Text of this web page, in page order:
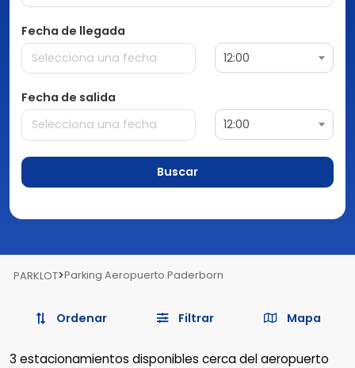
Fecha de llegada
12:00
Fecha de salida
12:00
Buscar
PARKLOT>Parking Aeropuerto Paderborn
Ordenar Filtrar Mapa
3 estacionamientos disponibles cerca del aeropuerto